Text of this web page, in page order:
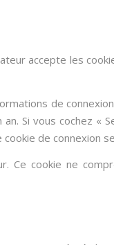
accepte les
de
an. Si vous cochez «
de connexion
Ce cookie ne